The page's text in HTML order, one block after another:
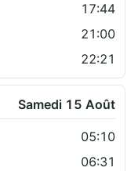
17:44
21:00
22:21
Samedi 15 Août
05:10
06:31